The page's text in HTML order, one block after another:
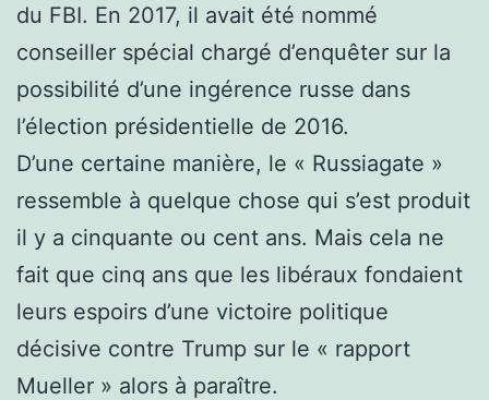
du FBI. En 2017, il avait été nommé
conseiller spécial chargé d’enquêter sur la
possibilité d’une ingérence russe dans
l’élection présidentielle de 2016.
D’une certaine manière, le « Russiagate »
ressemble à quelque chose qui s’est produit
il y a cinquante ou cent ans. Mais cela ne
fait que cinq ans que les libéraux fondaient
leurs espoirs d’une victoire politique
décisive contre Trump sur le « rapport
Mueller » alors à paraître.